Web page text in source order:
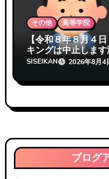
その他 高等学院
【令和８年８月４
キングは中止しま
熊本校】
SISEIKAN 2026年8月4
ブログ